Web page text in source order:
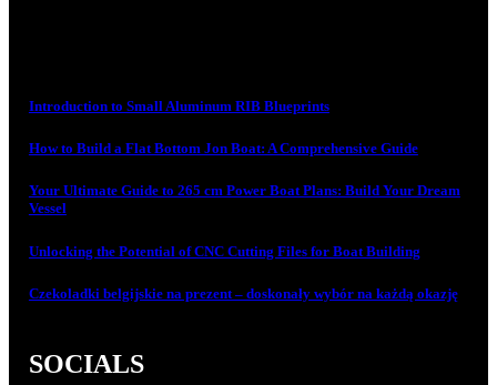
Introduction to Small Aluminum RIB Blueprints
How to Build a Flat Bottom Jon Boat: A Comprehensive Guide
Your Ultimate Guide to 265 cm Power Boat Plans: Build Your Dream
Vessel
Unlocking the Potential of CNC Cutting Files for Boat Building
Czekoladki belgijskie na prezent – doskonały wybór na każdą okazję
SOCIALS